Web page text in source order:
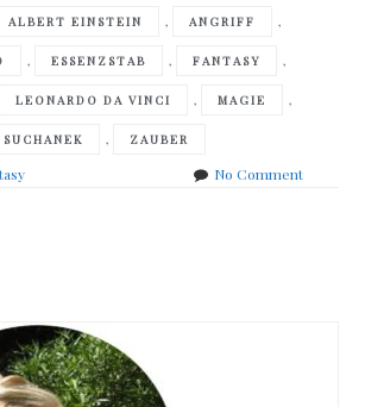
ALBERT EINSTEIN , ANGRIFF ,
, ESSENZSTAB , FANTASY ,
LEONARDO DA VINCI , MAGIE ,
SUCHANEK , ZAUBER
No Commenton